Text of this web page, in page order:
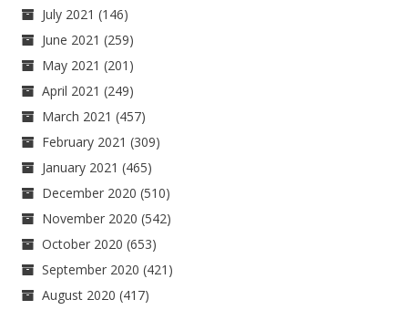
July 2021 (146)
June 2021 (259)
May 2021 (201)
April 2021 (249)
March 2021 (457)
February 2021 (309)
January 2021 (465)
December 2020 (510)
November 2020 (542)
October 2020 (653)
September 2020 (421)
August 2020 (417)